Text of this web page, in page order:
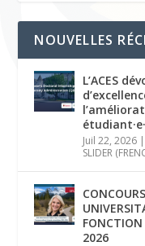
NOUVELLES
L’ACES
Juil 22, 2026 |
SLIDER
2026